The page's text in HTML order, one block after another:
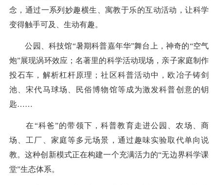
念，通过一系列妙趣横生、寓教于乐的互动活动，让科学
变得触手可及、生动有趣。
公园、科技馆“暑期科普嘉年华”舞台上，神奇的“空气
炮”展现涡环效应；名著里的科学活动现场，亲子家庭制作
投石车，解析杠杆原理；社区科普活动中，欧冶子铸剑
池、宋代马球场、民俗博物馆等成为激发科普创意的钥
匙……
在“科爸”的带领下，科普教育走进公园、农场、商
场、工厂、家庭等多元场景，通过趣味实验取代单向说
教。这种创新模式正在构建一个充满活力的“无边界科学课
堂”生态体系。